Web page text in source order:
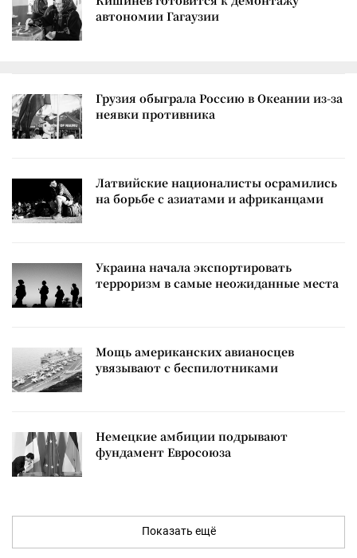
автономии Гагаузии
Грузия обыграла Россию в Океании из-за
неявки противника
Латвийские националисты осрамились
на борьбе с азиатами и африканцами
Украина начала экспортировать
терроризм в самые неожиданные места
Мощь американских авианосцев
увязывают с беспилотниками
Немецкие амбиции подрывают
фундамент Евросоюза
Показать ещё